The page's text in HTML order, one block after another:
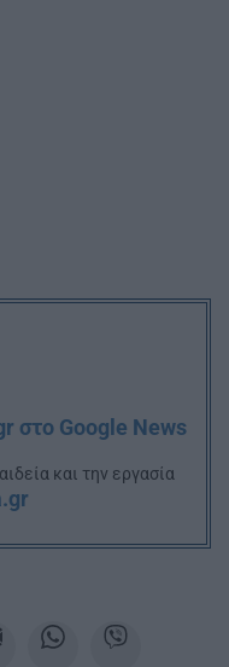
στο Google News
και την εργασία